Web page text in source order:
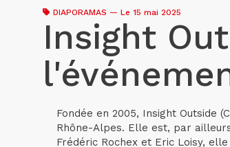
DIAPORAMAS — Le 15 mai 2025
Insight
Fondée en 2005, Insight Outside
Rhône-Alpes. Elle est, par
Frédéric Rochex et Eric Loisy,